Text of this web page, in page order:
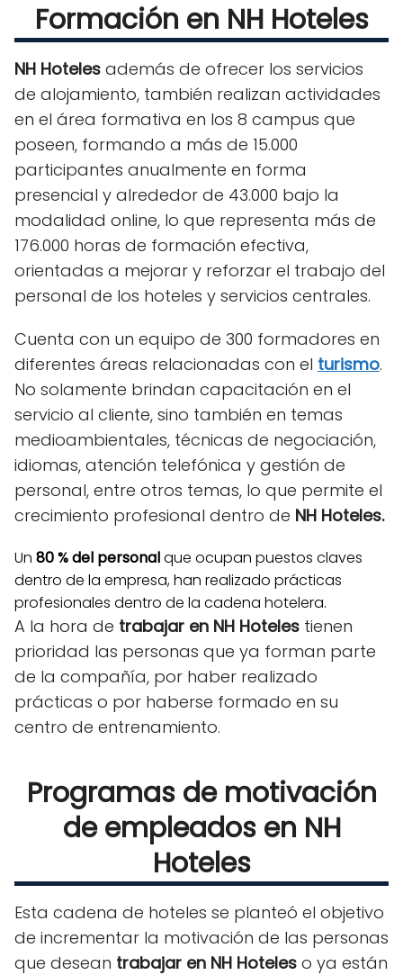
Formación en NH Hoteles
NH Hoteles además de ofrecer los servicios
de alojamiento, también realizan actividades
en el área formativa en los 8 campus que
poseen, formando a más de 15.000
participantes anualmente en forma
presencial y alrededor de 43.000 bajo la
modalidad online, lo que representa más de
176.000 horas de formación efectiva,
orientadas a mejorar y reforzar el trabajo del
personal de los hoteles y servicios centrales.
Cuenta con un equipo de 300 formadores en
diferentes áreas relacionadas con el turismo.
No solamente brindan capacitación en el
servicio al cliente, sino también en temas
medioambientales, técnicas de negociación,
idiomas, atención telefónica y gestión de
personal, entre otros temas, lo que permite el
crecimiento profesional dentro de NH Hoteles.
Un 80 % del personalque ocupan puestos claves
dentro de la empresa, han realizado prácticas
profesionales dentro de la cadena hotelera.
A la hora de trabajar en NH Hoteles tienen
prioridad las personas que ya forman parte
de la compañía, por haber realizado
prácticas o por haberse formado en su
centro de entrenamiento.
Programas de motivación
de empleados en NH
Hoteles
Esta cadena de hoteles se planteó el objetivo
de incrementar la motivación de las personas
que desean trabajar en NH Hoteles o ya están